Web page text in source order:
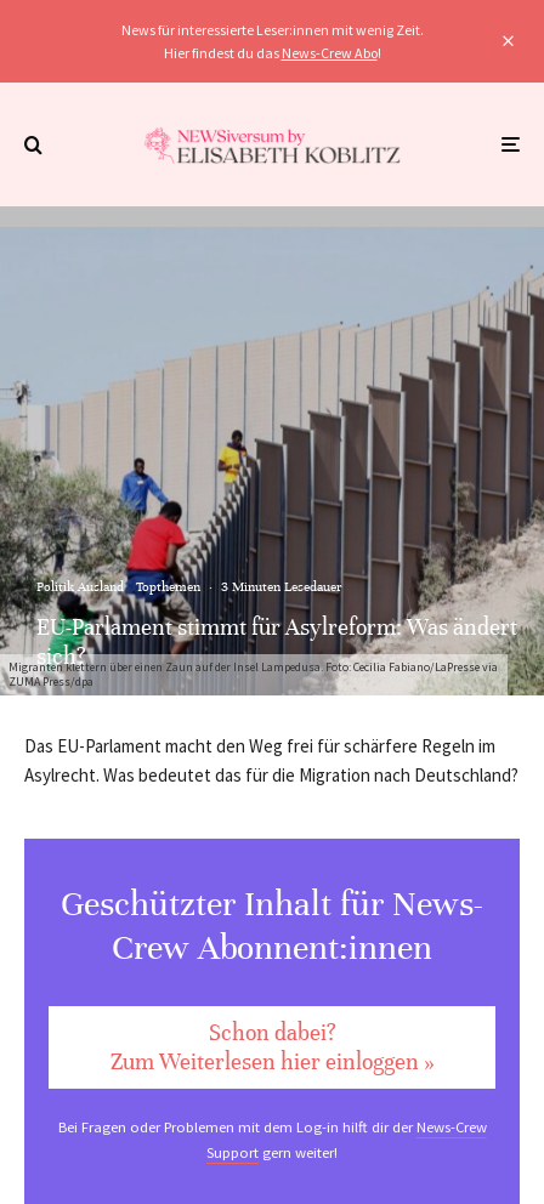
News für interessierte Leser:innen mit wenig Zeit.
Hier findest du das News-Crew Abo!
Migranten klettern über einen Zaun auf der Insel Lampedusa. Foto: Cecilia Fabiano/LaPresse via
ZUMA Press/dpa
Politik Ausland Topthemen · 3 Minuten Lesedauer
EU-Parlament stimmt für Asylreform: Was ändert
sich?
Das EU-Parlament macht den Weg frei für schärfere Regeln im
Asylrecht. Was bedeutet das für die Migration nach Deutschland?
Geschützter Inhalt für News-
Crew Abonnent:innen
Schon dabei?
Zum Weiterlesen hier einloggen »
Bei Fragen oder Problemen mit dem Log-in hilft dir derNews-Crew
Support gern weiter!